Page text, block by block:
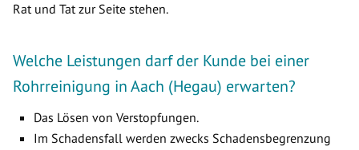
Rat und Tat zur Seite stehen.
Welche Leistungen darf der Kunde bei einer
Rohrreinigung in Aach (Hegau) erwarten?
Das Lösen von Verstopfungen.
Im Schadensfall werden zwecks Schadensbegrenzung